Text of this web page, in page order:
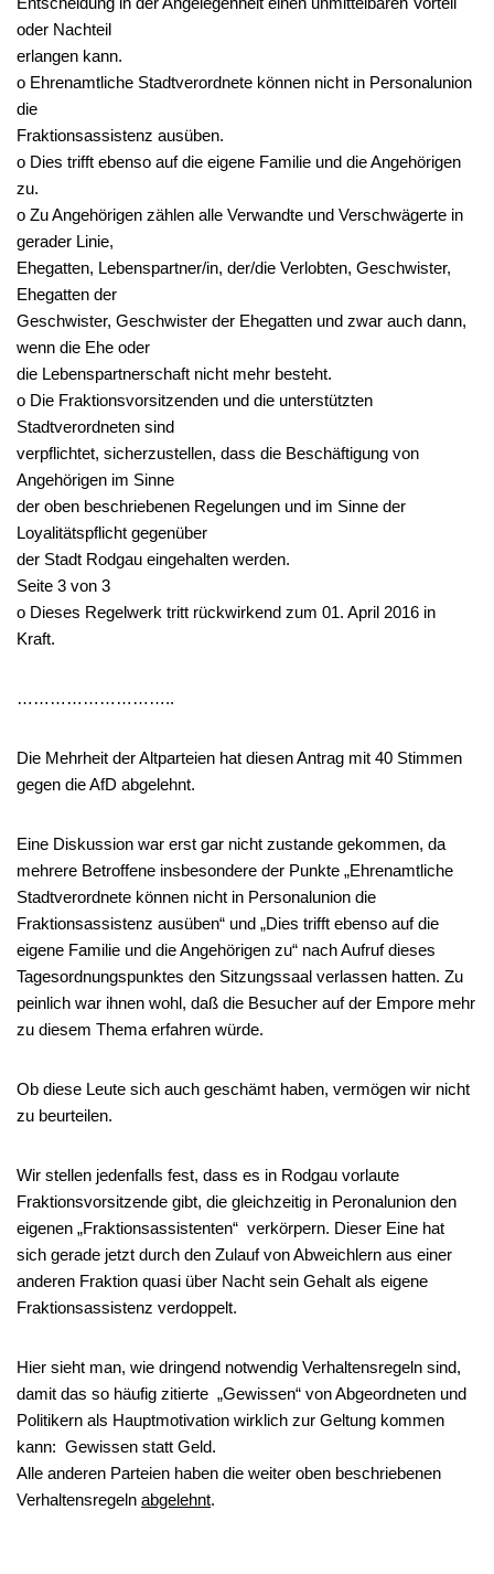
oder Nachteil
erlangen kann.
o Ehrenamtliche Stadtverordnete können nicht in Personalunion
die
Fraktionsassistenz ausüben.
o Dies trifft ebenso auf die eigene Familie und die Angehörigen
zu.
o Zu Angehörigen zählen alle Verwandte und Verschwägerte in
gerader Linie,
Ehegatten, Lebenspartner/in, der/die Verlobten, Geschwister,
Ehegatten der
Geschwister, Geschwister der Ehegatten und zwar auch dann,
wenn die Ehe oder
die Lebenspartnerschaft nicht mehr besteht.
o Die Fraktionsvorsitzenden und die unterstützten
Stadtverordneten sind
verpflichtet, sicherzustellen, dass die Beschäftigung von
Angehörigen im Sinne
der oben beschriebenen Regelungen und im Sinne der
Loyalitätspflicht gegenüber
der Stadt Rodgau eingehalten werden.
Seite 3 von 3
o Dieses Regelwerk tritt rückwirkend zum 01. April 2016 in
Kraft.
………………………..
Die Mehrheit der Altparteien hat diesen Antrag mit 40 Stimmen
gegen die AfD abgelehnt.
Eine Diskussion war erst gar nicht zustande gekommen, da
mehrere Betroffene insbesondere der Punkte „Ehrenamtliche
Stadtverordnete können nicht in Personalunion die
Fraktionsassistenz ausüben“ und „Dies trifft ebenso auf die
eigene Familie und die Angehörigen zu“ nach Aufruf dieses
Tagesordnungspunktes den Sitzungssaal verlassen hatten. Zu
peinlich war ihnen wohl, daß die Besucher auf der Empore mehr
zu diesem Thema erfahren würde.
Ob diese Leute sich auch geschämt haben, vermögen wir nicht
zu beurteilen.
Wir stellen jedenfalls fest, dass es in Rodgau vorlaute
Fraktionsvorsitzende gibt, die gleichzeitig in Peronalunion den
eigenen „Fraktionsassistenten“ verkörpern. Dieser Eine hat
sich gerade jetzt durch den Zulauf von Abweichlern aus einer
anderen Fraktion quasi über Nacht sein Gehalt als eigene
Fraktionsassistenz verdoppelt.
Hier sieht man, wie dringend notwendig Verhaltensregeln sind,
damit das so häufig zitierte „Gewissen“ von Abgeordneten und
Politikern als Hauptmotivation wirklich zur Geltung kommen
kann: Gewissen statt Geld.
Alle anderen Parteien haben die weiter oben beschriebenen
Verhaltensregeln abgelehnt.